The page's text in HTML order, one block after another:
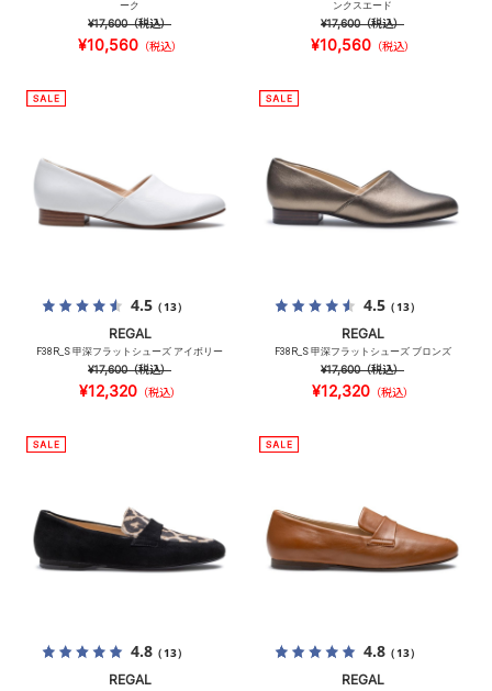
ーク
¥17,600（税込）
¥10,560（税込）
ンクスエード
¥17,600（税込）
¥10,560（税込）
4.5（13）
REGAL
F38R_S 甲深フラットシューズ アイボリー
¥17,600（税込）
¥12,320（税込）
4.5（13）
REGAL
F38R_S 甲深フラットシューズ ブロンズ
¥17,600（税込）
¥12,320（税込）
4.8（13）
REGAL
4.8（13）
REGAL